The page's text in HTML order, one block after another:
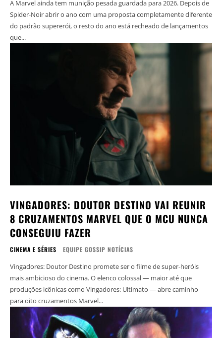
A Marvel ainda tem munição pesada guardada para 2026. Depois de
Spider-Noir abrir o ano com uma proposta completamente diferente
do padrão supererói, o resto do ano está recheado de lançamentos
que...
VINGADORES: DOUTOR DESTINO VAI REUNIR
8 CRUZAMENTOS MARVEL QUE O MCU NUNCA
CONSEGUIU FAZER
CINEMA E SÉRIES EQUIPE GOSSIP NOTÍCIAS
Vingadores: Doutor Destino promete ser o filme de super-heróis
mais ambicioso do cinema. O elenco colossal — maior até que
produções icônicas como Vingadores: Ultimato — abre caminho
para oito cruzamentos Marvel...